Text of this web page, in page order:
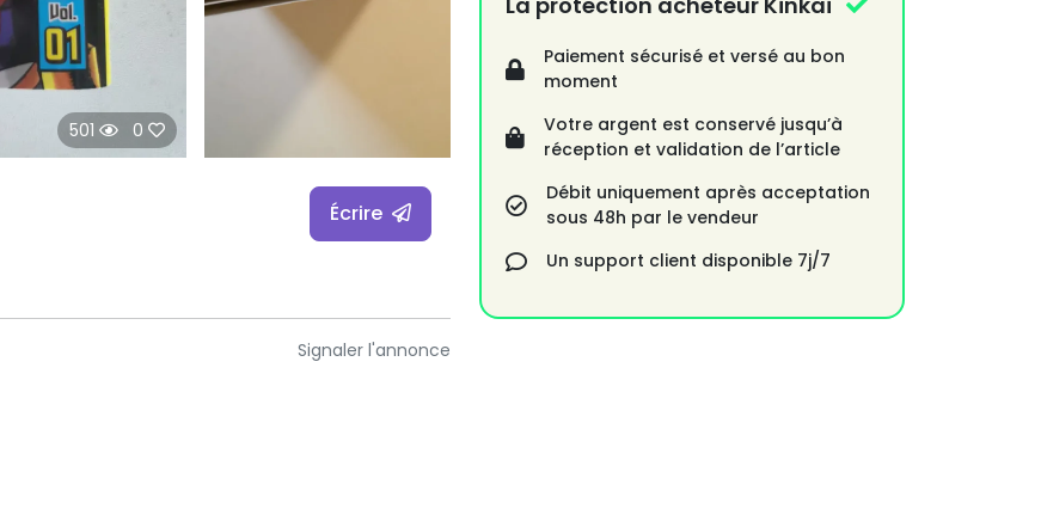
501 0
Écrire
Signaler l'annonce
Paiement sécurisé et versé au bon
moment
Votre argent est conservé jusqu’à
réception et validation de l’article
Débit uniquement après acceptation
sous 48h par le vendeur
Un support client disponible 7j/7